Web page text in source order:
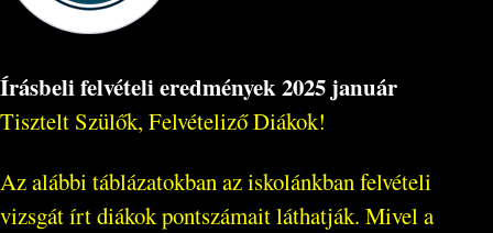
Írásbeli felvételi eredmények 2025 január
Tisztelt Szülők, Felvételiző Diákok!
Az alábbi táblázatokban az iskolánkban felvételi
vizsgát írt diákok pontszámait láthatják. Mivel a